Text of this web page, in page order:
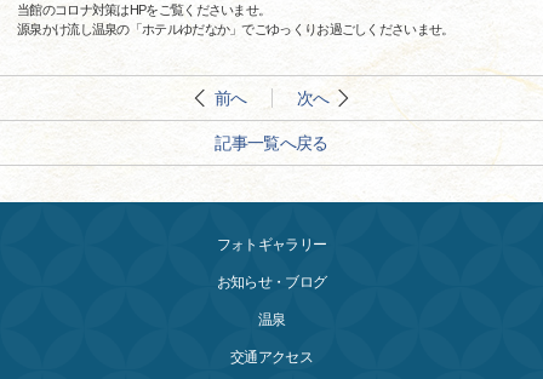
当館のコロナ対策はHPをご覧くださいませ。
源泉かけ流し温泉の「ホテルゆだなか」でごゆっくりお過ごしくださいませ。
前へ 次へ
記事一覧へ戻る
フォトギャラリー
お知らせ・ブログ
温泉
交通アクセス